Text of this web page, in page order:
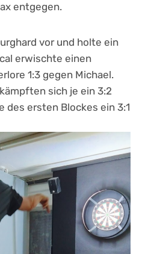
entgegen.
vor und holte ein
erwischte einen
1:3 gegen Michael.
sich je ein 3:2
des ersten Blockes ein 3:1